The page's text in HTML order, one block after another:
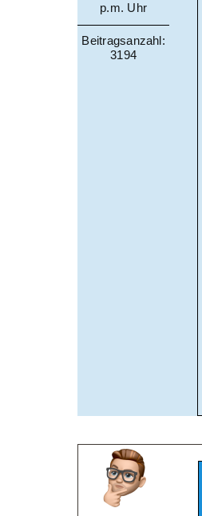
p.m. Uhr
Beitragsanzahl:
3194